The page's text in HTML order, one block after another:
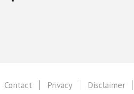
Contact Privacy Disclaimer